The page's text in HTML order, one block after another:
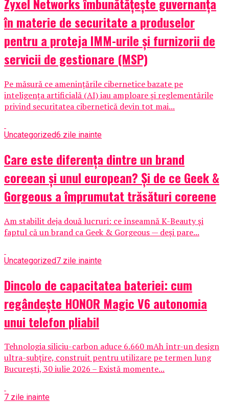
în materie de securitate a produselor
pentru a proteja IMM-urile și furnizorii de
servicii de gestionare (MSP)
Pe măsură ce amenințările cibernetice bazate pe
inteligența artificială (AI) iau amploare și reglementările
privind securitatea cibernetică devin tot mai...
Uncategorized6 zile inainte
Care este diferența dintre un brand
coreean și unul european? Și de ce Geek &
Gorgeous a împrumutat trăsături coreene
Am stabilit deja două lucruri: ce înseamnă K-Beauty și
faptul că un brand ca Geek & Gorgeous — deși pare...
Uncategorized7 zile inainte
Dincolo de capacitatea bateriei: cum
regândește HONOR Magic V6 autonomia
unui telefon pliabil
Tehnologia siliciu-carbon aduce 6.660 mAh într-un design
ultra-subțire, construit pentru utilizare pe termen lung
București, 30 iulie 2026 – Există momente...
7 zile inainte